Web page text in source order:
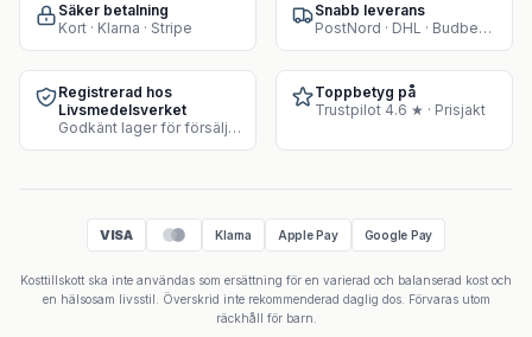
Säker betalning
Kort · Klarna · Stripe
Snabb leverans
PostNord · DHL · Budbee · Instabox
Registrerad hos
Livsmedelsverket
Godkänt lager för försäljning av kosttillskott
Toppbetyg på
Trustpilot 4.6 ★ · Prisjakt
VISA Klarna Apple Pay Google Pay
Kosttillskott ska inte användas som ersättning för en varierad och balanserad kost och
en hälsosam livsstil. Överskrid inte rekommenderad daglig dos. Förvaras utom
räckhåll för barn.